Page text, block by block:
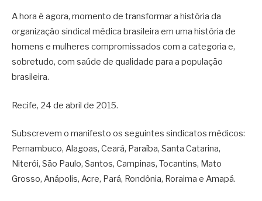
A hora é agora, momento de transformar a história da
organização sindical médica brasileira em uma história de
homens e mulheres compromissados com a categoria e,
sobretudo, com saúde de qualidade para a população
brasileira.
Recife, 24 de abril de 2015.
Subscrevem o manifesto os seguintes sindicatos médicos:
Pernambuco, Alagoas, Ceará, Paraíba, Santa Catarina,
Niterói, São Paulo, Santos, Campinas, Tocantins, Mato
Grosso, Anápolis, Acre, Pará, Rondônia, Roraima e Amapá.